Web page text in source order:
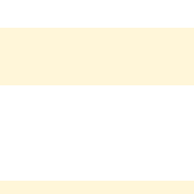
い。フリーランスの方